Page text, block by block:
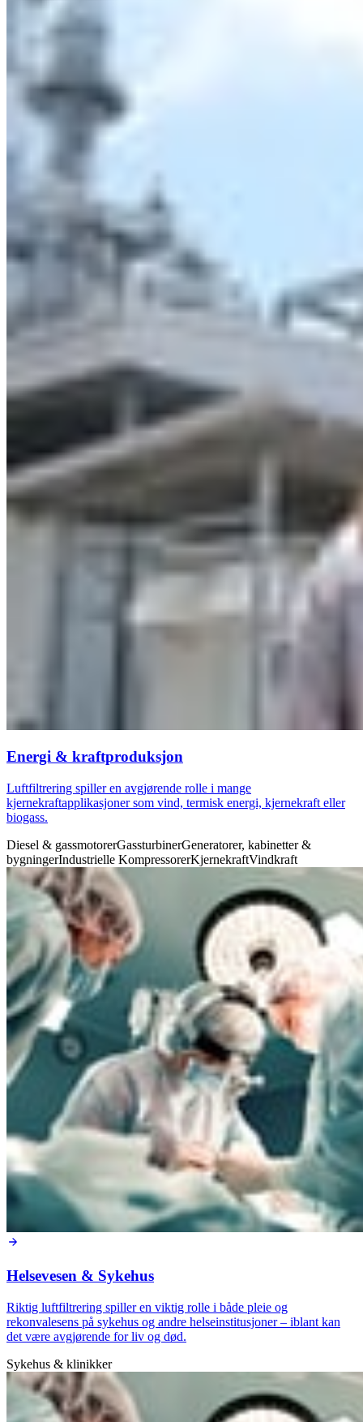
Energi & kraftproduksjon
Luftfiltrering spiller en avgjørende rolle i mange
kjernekraftapplikasjoner som vind, termisk energi, kjernekraft eller
biogass.
Diesel & gassmotorerGassturbinerGeneratorer, kabinetter &
bygningerIndustrielle KompressorerKjernekraftVindkraft
Helsevesen & Sykehus
Riktig luftfiltrering spiller en viktig rolle i både pleie og
rekonvalesens på sykehus og andre helseinstitusjoner – iblant kan
det være avgjørende for liv og død.
Sykehus & klinikker